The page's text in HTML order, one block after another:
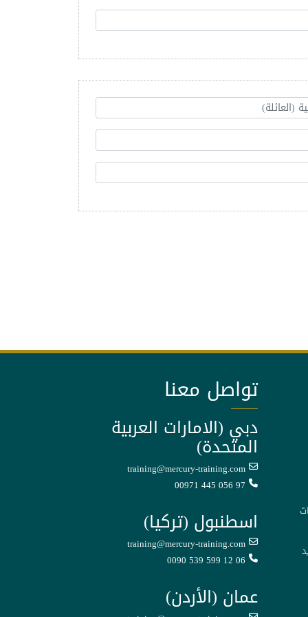
تواصل معنا
دبي (الامارات العربية
المتحدة)
training@mercury-training.com
00971 445 056 97
اسطنبول (تركيا)
training@mercury-training.com
0090 539 599 12 06
عمان (الأردن)